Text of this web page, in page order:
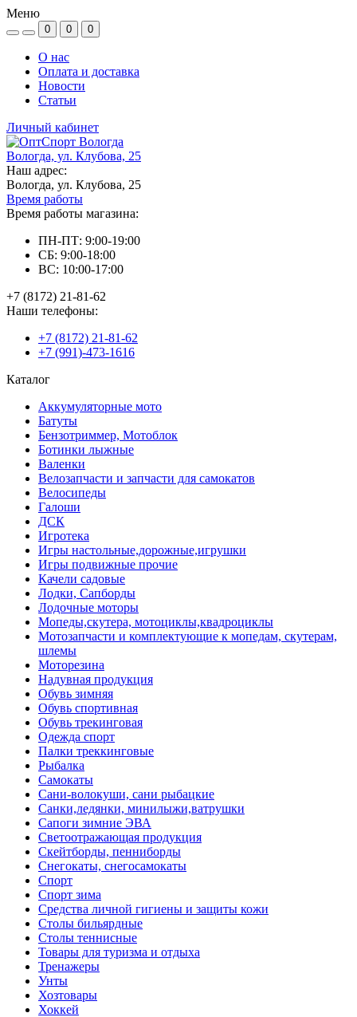
Меню
0 0 0
О нас
Оплата и доставка
Новости
Статьи
Личный кабинет
Вологда, ул. Клубова, 25
Наш адрес:
Вологда, ул. Клубова, 25
Время работы
Время работы магазина:
ПН-ПТ: 9:00-19:00
СБ: 9:00-18:00
ВС: 10:00-17:00
+7 (8172) 21-81-62
Наши телефоны:
+7 (8172) 21-81-62
+7 (991)-473-1616
Каталог
Аккумуляторные мото
Батуты
Бензотриммер, Мотоблок
Ботинки лыжные
Валенки
Велозапчасти и запчасти для самокатов
Велосипеды
Галоши
ДСК
Игротека
Игры настольные,дорожные,игрушки
Игры подвижные прочие
Качели садовые
Лодки, Сапборды
Лодочные моторы
Мопеды,скутера, мотоциклы,квадроциклы
Мотозапчасти и комплектующие к мопедам, скутерам,
шлемы
Моторезина
Надувная продукция
Обувь зимняя
Обувь спортивная
Обувь трекинговая
Одежда спорт
Палки треккинговые
Рыбалка
Самокаты
Сани-волокуши, сани рыбацкие
Санки,ледянки, минилыжи,ватрушки
Сапоги зимние ЭВА
Светоотражающая продукция
Скейтборды, пенниборды
Снегокаты, снегосамокаты
Спорт
Спорт зима
Средства личной гигиены и защиты кожи
Столы бильярдные
Столы теннисные
Товары для туризма и отдыха
Тренажеры
Унты
Хозтовары
Хоккей